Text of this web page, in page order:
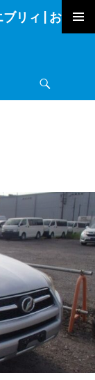
リィ | お電話